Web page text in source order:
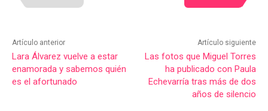
Artículo anterior
Lara Álvarez vuelve a estar
enamorada y sabemos quién
es el afortunado
Artículo siguiente
Las fotos que Miguel Torres
ha publicado con Paula
Echevarría tras más de dos
años de silencio